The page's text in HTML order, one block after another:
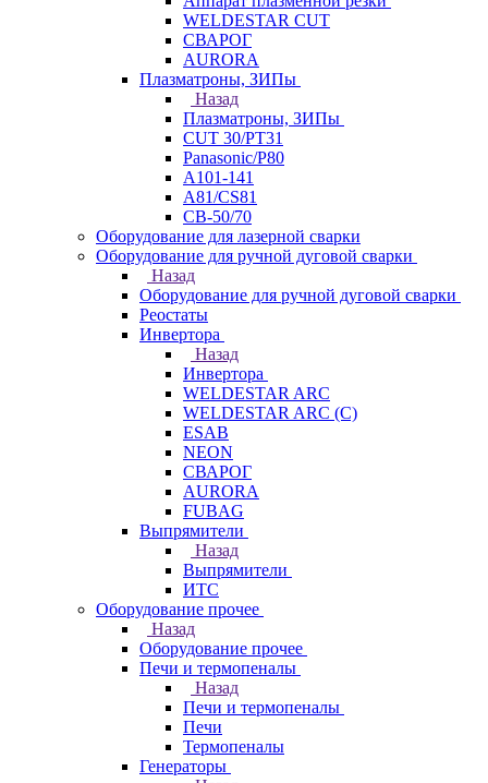
WELDESTAR CUT
СВАРОГ
AURORA
Плазматроны, ЗИПы
Назад
Плазматроны, ЗИПы
CUT 30/PT31
Panasonic/P80
А101-141
А81/CS81
СВ-50/70
Оборудование для лазерной сварки
Оборудование для ручной дуговой сварки
Назад
Оборудование для ручной дуговой сварки
Реостаты
Инвертора
Назад
Инвертора
WELDESTAR ARC
WELDESTAR ARC (С)
ESAB
NEON
СВАРОГ
AURORA
FUBAG
Выпрямители
Назад
Выпрямители
ИТС
Оборудование прочее
Назад
Оборудование прочее
Печи и термопеналы
Назад
Печи и термопеналы
Печи
Термопеналы
Генераторы